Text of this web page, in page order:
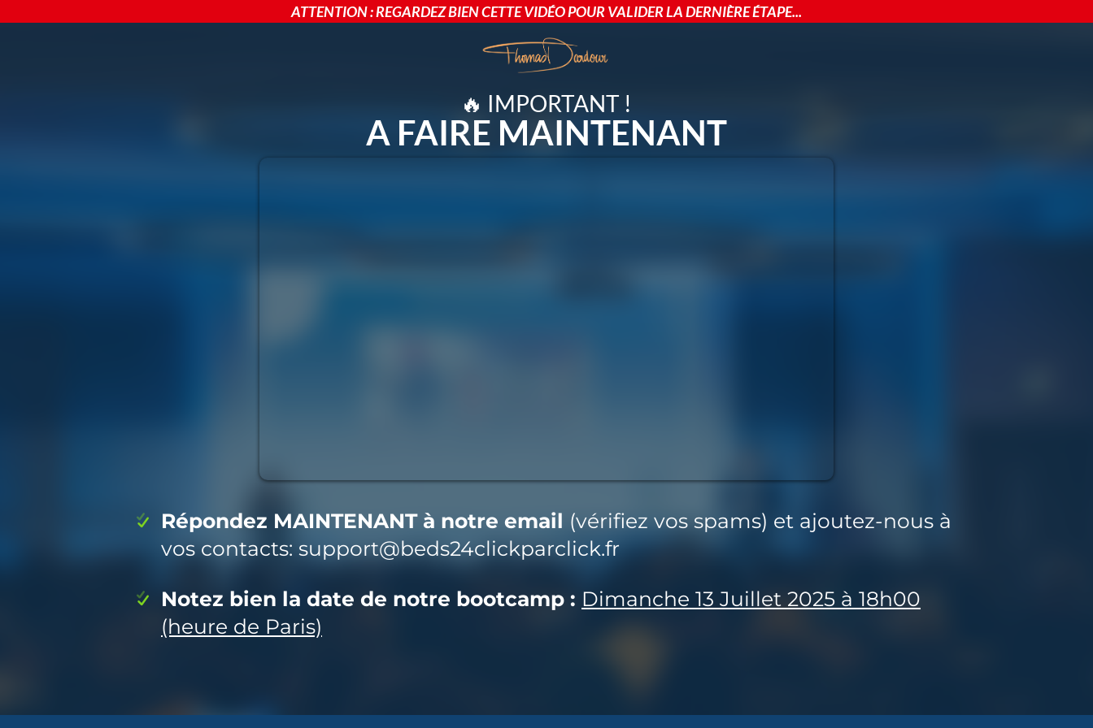
ATTENTION : REGARDEZ BIEN CETTE VIDÉO POUR VALIDER LA DERNIÈRE ÉTAPE...
🔥 IMPORTANT !
A FAIRE MAINTENANT
Répondez MAINTENANT à notre email (vérifiez vos spams) et ajoutez-nous à
vos contacts: support@beds24clickparclick.fr
Notez bien la date de notre bootcamp : Dimanche 13 Juillet 2025 à 18h00
(heure de Paris)